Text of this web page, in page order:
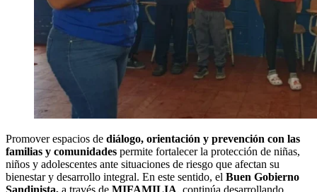
Promover espacios de diálogo, orientación y prevención con las
familias y comunidades permite fortalecer la protección de niñas,
niños y adolescentes ante situaciones de riesgo que afectan su
bienestar y desarrollo integral. En este sentido, el Buen Gobierno
Sandinista, a través de MIFAMILIA, continúa desarrollando